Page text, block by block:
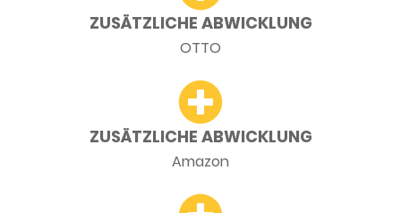
ZUSÄTZLICHE ABWICKLUNG
OTTO
ZUSÄTZLICHE ABWICKLUNG
Amazon